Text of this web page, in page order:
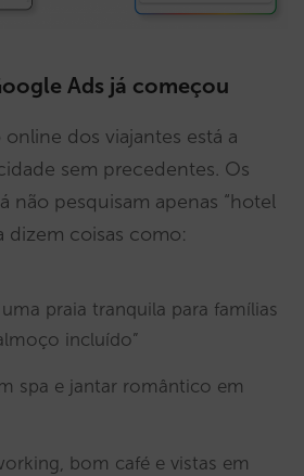
Ads já começou
dos viajantes está a
sem precedentes. Os
não pesquisam apenas “hotel
dizem coisas como:
praia tranquila para famílias
incluído”
spa e jantar romântico em
bom café e vistas em